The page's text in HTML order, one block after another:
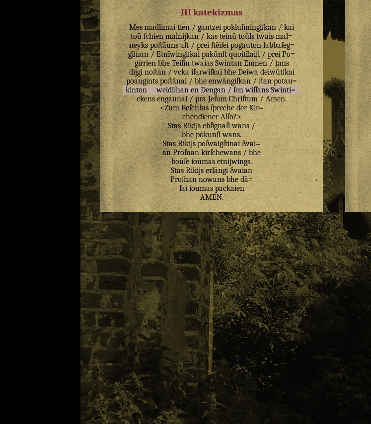
III katekizmas
Mes madlimai tien/gantzei pokluſmingiſkan/kai
toū ſchien malnijkan/kas teinū toūls twais mal=
neyks poſtāuns aſt/prei ſtēiſei pogauton labbaſeg=
gīſnan/Etnīwingiſkai pakūnſt quoitīlaiſi/prei Po=
girrien bhe Teiſin twaias Swintan Emnen/tans
dijgi noſtan/vcka iſarwiſkai bhe Deiwa deiwūtſkai
poaugints poſtānai/bhe enwāngiſkan /ſtan potau=
kinton
weldīſnan en Dengan/ ſen wiſſans Swinti=
ckens engaunai/pra Jeſum Chriſtum/Amen.
<Zum Beſchlus ſpreche der Kir=
chendiener Alſo?>
Stas Rikijs ebſignāſi wans/
bhe pokūnſi wans.
Stas Rikijs poſwāigſtinai ſwai=
an Proſnan kirſchewans/bhe
boūſe ioūmas etnijwings.
Stas Rikijs erlāngi ſwaian
Proſnan nowans bhe dā=
ſai ioumas packaien
AMEN.